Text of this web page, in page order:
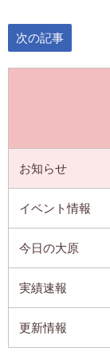
次の記事
お知らせ
イベント情報
今日の大原
実績速報
更新情報